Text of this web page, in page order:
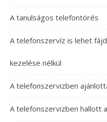
A tanulságos telefontörés
A telefonszervíz is lehet
kezelése nélkül
A telefonszervizben
A telefonszervizben hallott